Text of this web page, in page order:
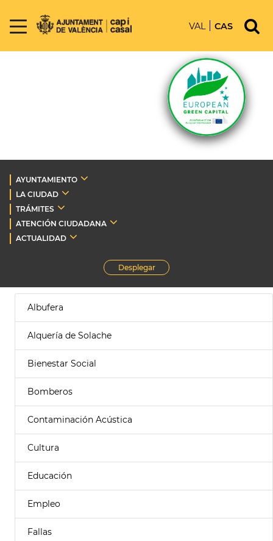
VAL CAS
AYUNTAMIENTO
LA CIUDAD
TRÁMITES
ATENCIÓN CIUDADANA
ACTUALIDAD
Desplegar
Albufera
Alquería de Solache
Bienestar Social
Bomberos
Contaminación Acústica
Cultura
Educación
Empleo
Fallas